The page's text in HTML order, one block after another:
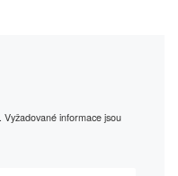
Vyžadované informace jsou